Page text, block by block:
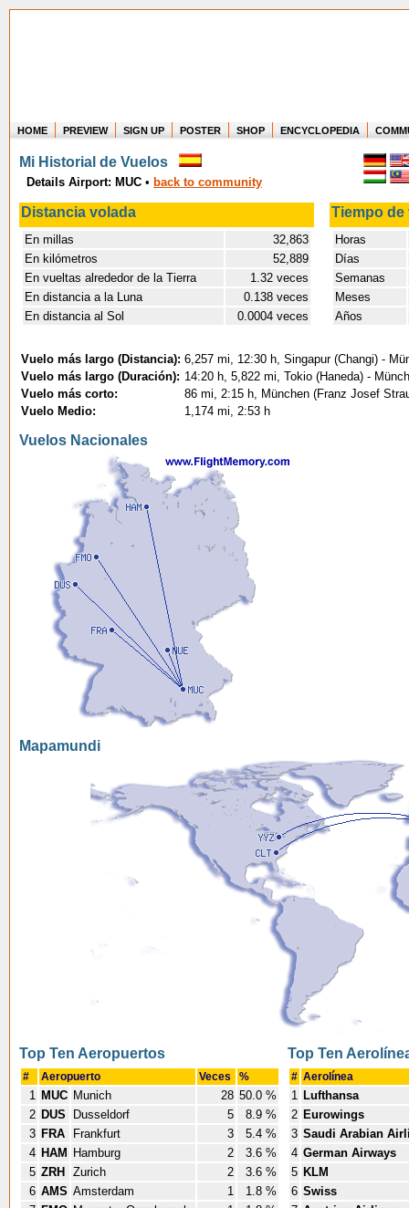
Where in the world have you flown?
How long have you been in the air?
Create your own FlightMemory and see!
HOME PREVIEW SIGN UP POSTER SHOP ENCYCLOPEDIA
Mi Historial de Vuelos
Details Airport: MUC • back to community
Distancia volada Tiempo de
En millas
32,863
En kilómetros
52,889
En vueltas alrededor de la Tierra
1.32 veces
En distancia a la Luna
0.138 veces
En distancia al Sol
0.0004 veces
Horas
Días
Semanas
Meses
Años
Vuelo más largo (Distancia): 6,257 mi, 12:30 h, Singapur (Changi) -
Vuelo más largo (Duración): 14:20 h, 5,822 mi, Tokio (Haneda) -
Vuelo más corto:
86 mi, 2:15 h, München (Franz Josef
Vuelo Medio:
1,174 mi, 2:53 h
Vuelos Nacionales
Mapamundi
Top Ten Aeropuertos
# Aeropuerto Veces %
1 MUC Munich 28 50.0 %
2 DUS Dusseldorf 5
8.9 %
3 FRA Frankfurt 3
5.4 %
4 HAM Hamburg 2
3.6 %
5 ZRH Zurich 2
3.6 %
6 AMS Amsterdam 1
1.8 %
Top Ten
# Aerolínea
1 Lufthansa
2 Eurowings
3 Saudi Arabian
4 German Airways
5 KLM
6 Swiss